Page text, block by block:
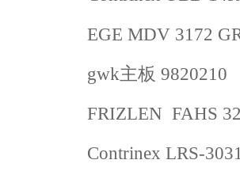
EGE MDV 3172
gwk主板 9820210
FRIZLEN FAHS
Contrinex LRS-